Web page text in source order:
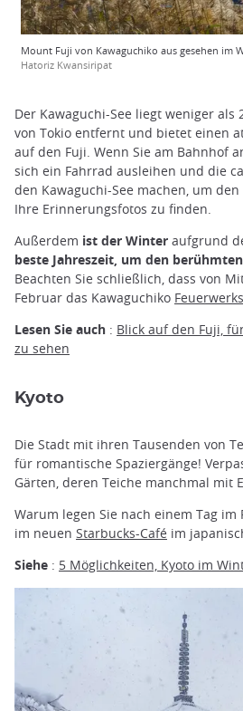
Mount Fuji von Kawaguchiko aus gesehen im
Hatoriz Kwansiripat
Der Kawaguchi-See liegt weniger als
von Tokio entfernt und bietet einen
auf den Fuji. Wenn Sie am Bahnhof
sich ein Fahrrad ausleihen und die
den Kawaguchi-See machen, um
Ihre Erinnerungsfotos zu finden.
Außerdem ist der Winter aufgrund
beste Jahreszeit, um den
Beachten Sie schließlich, dass von
Februar das Kawaguchiko
Lesen Sie auch : Blick auf den Fuji,
zu sehen
Kyoto
Die Stadt mit ihren Tausenden von
für romantische Spaziergänge!
Gärten, deren Teiche manchmal mit
Warum legen Sie nach einem Tag im
im neuen Starbucks-Café im
Siehe : 5 Möglichkeiten, Kyoto im